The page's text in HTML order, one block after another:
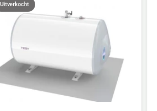
Uitverkocht